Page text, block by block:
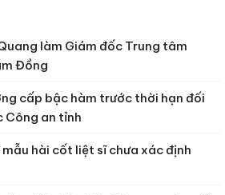
làm Giám đốc Trung tâm
Đồng
cấp bậc hàm trước thời hạn đối
Công an tỉnh
mẫu hài cốt liệt sĩ chưa xác định